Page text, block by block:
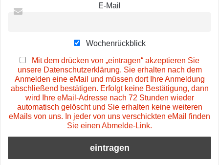
E-Mail
Wochenrückblick
Mit dem drücken von „eintragen“ akzeptieren Sie
unsere Datenschutzerklärung. Sie erhalten nach dem
Anmelden eine eMail und müssen dort Ihre Anmeldung
abschließend bestätigen. Erfolgt keine Bestätigung, dann
wird Ihre eMail-Adresse nach 72 Stunden wieder
automatisch gelöscht und Sie erhalten keine weiteren
eMails von uns. In jeder von uns verschickten eMail finden
Sie einen Abmelde-Link.